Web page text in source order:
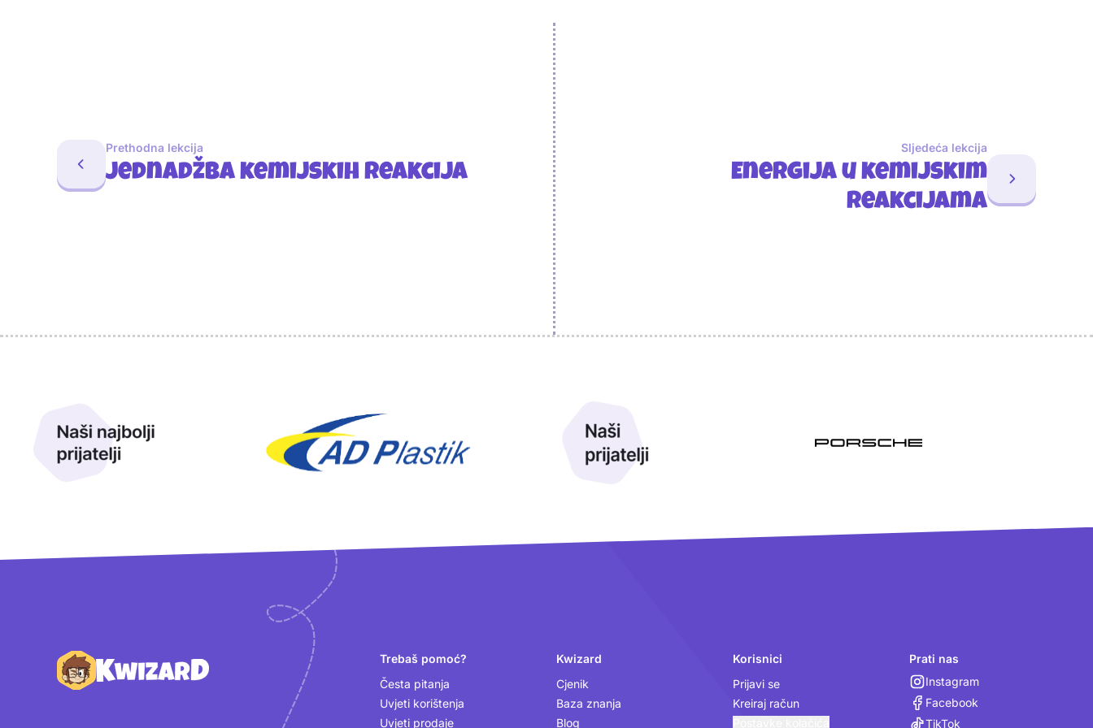
Prethodna lekcija
Jednadžba kemijskih reakcija
Sljedeća lekcija
Energija u kemijskim
reakcijama
Podnožje
Trebaš pomoć?
Česta pitanja
Uvjeti korištenja
Uvjeti prodaje
Kwizard
Cjenik
Baza znanja
Blog
Korisnici
Prijavi se
Kreiraj račun
Prati nas
Instagram
Facebook
TikTok